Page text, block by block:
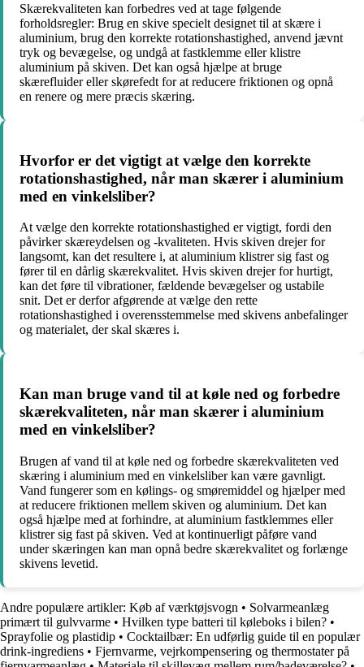
Skærekvaliteten kan forbedres ved at tage følgende
forholdsregler: Brug en skive specielt designet til at skære i
aluminium, brug den korrekte rotationshastighed, anvend jævnt
tryk og bevægelse, og undgå at fastklemme eller klistre
aluminium på skiven. Det kan også hjælpe at bruge
skærefluider eller skørefedt for at reducere friktionen og opnå
en renere og mere præcis skæring.
Hvorfor er det vigtigt at vælge den korrekte
rotationshastighed, når man skærer i aluminium
med en vinkelsliber?
At vælge den korrekte rotationshastighed er vigtigt, fordi den
påvirker skæreydelsen og -kvaliteten. Hvis skiven drejer for
langsomt, kan det resultere i, at aluminium klistrer sig fast og
fører til en dårlig skærekvalitet. Hvis skiven drejer for hurtigt,
kan det føre til vibrationer, fældende bevægelser og ustabile
snit. Det er derfor afgørende at vælge den rette
rotationshastighed i overensstemmelse med skivens anbefalinger
og materialet, der skal skæres i.
Kan man bruge vand til at køle ned og forbedre
skærekvaliteten, når man skærer i aluminium
med en vinkelsliber?
Brugen af vand til at køle ned og forbedre skærekvaliteten ved
skæring i aluminium med en vinkelsliber kan være gavnligt.
Vand fungerer som en kølings- og smøremiddel og hjælper med
at reducere friktionen mellem skiven og aluminium. Det kan
også hjælpe med at forhindre, at aluminium fastklemmes eller
klistrer sig fast på skiven. Ved at kontinuerligt påføre vand
under skæringen kan man opnå bedre skærekvalitet og forlænge
skivens levetid.
Andre populære artikler: Køb af værktøjsvogn • Solvarmeanlæg
primært til gulvvarme • Hvilken type batteri til køleboks i bilen? •
Sprayfolie og plastidip • Cocktailbær: En udførlig guide til en populær
drink-ingrediens • Fjernvarme, vejrkompensering og thermostater på